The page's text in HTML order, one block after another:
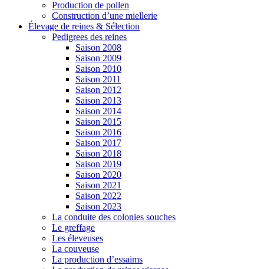
Production de pollen
Construction d’une miellerie
Élevage de reines & Sélection
Pedigrees des reines
Saison 2008
Saison 2009
Saison 2010
Saison 2011
Saison 2012
Saison 2013
Saison 2014
Saison 2015
Saison 2016
Saison 2017
Saison 2018
Saison 2019
Saison 2020
Saison 2021
Saison 2022
Saison 2023
La conduite des colonies souches
Le greffage
Les éleveuses
La couveuse
La production d’essaims